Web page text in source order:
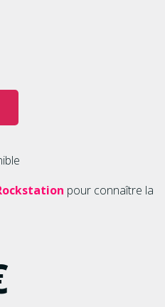
pour connaître la